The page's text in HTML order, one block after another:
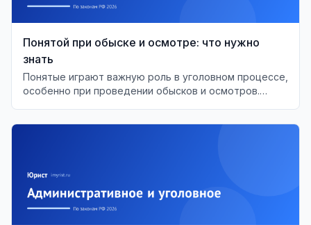
Понятой при обыске и осмотре: что нужно
знать
Понятые играют важную роль в уголовном процессе,
особенно при проведении обысков и осмотров.